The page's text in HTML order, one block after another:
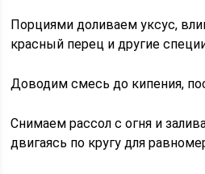
Порциями доливаем уксус,
красный перец и другие
Доводим смесь до кипения,
Снимаем рассол с огня и
двигаясь по кругу для